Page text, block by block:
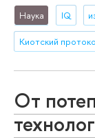
Наука IQ
Киотский
От